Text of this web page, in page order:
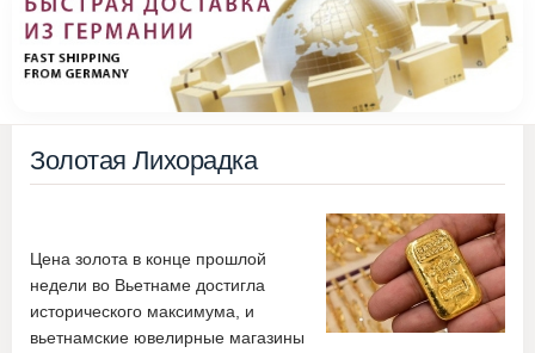
Золотая Лихорадка
Цена золота в конце прошлой
недели во Вьетнаме достигла
исторического максимума, и
вьетнамские ювелирные магазины